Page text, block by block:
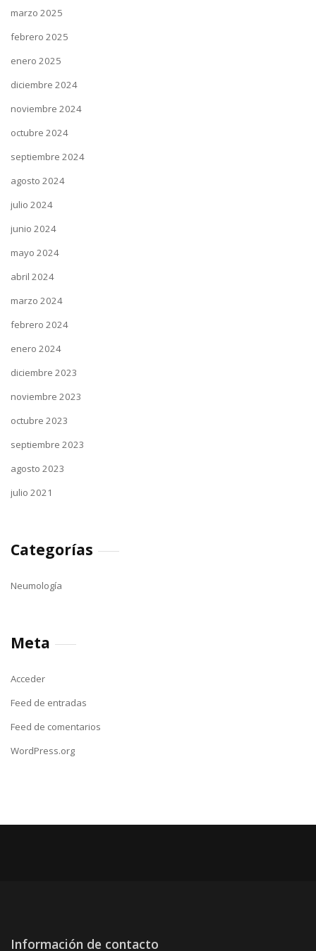
marzo 2025
febrero 2025
enero 2025
diciembre 2024
noviembre 2024
octubre 2024
septiembre 2024
agosto 2024
julio 2024
junio 2024
mayo 2024
abril 2024
marzo 2024
febrero 2024
enero 2024
diciembre 2023
noviembre 2023
octubre 2023
septiembre 2023
agosto 2023
julio 2021
Categorías
Neumología
Meta
Acceder
Feed de entradas
Feed de comentarios
WordPress.org
Información de contacto